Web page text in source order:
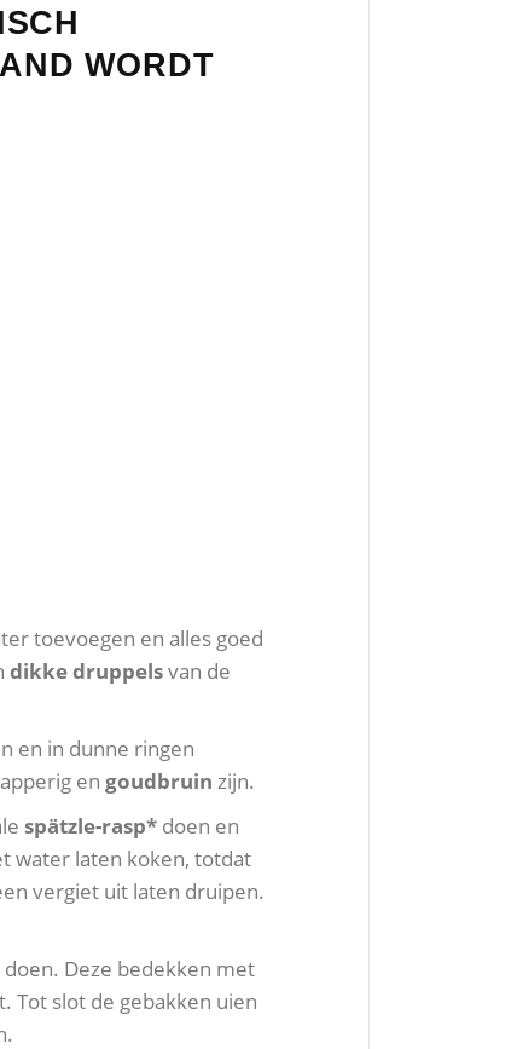
WORDT
toevoegen en alles goed
dikke druppelsvan de
en in dunne ringen
en goudbruin zijn.
spätzle-rasp* doen en
water laten koken, totdat
vergiet uit laten druipen.
Deze bedekken met
Tot slot de gebakken uien